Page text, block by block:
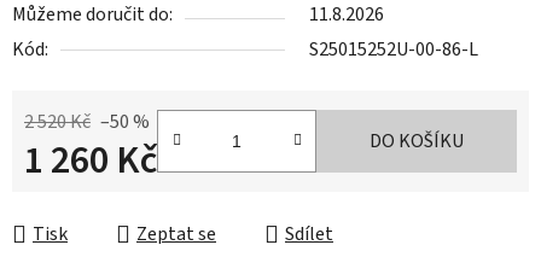
Můžeme doručit do:
11.8.2026
Kód:
S25015252U-00-86-L
2 520 Kč –50 %
1 260 Kč DO KOŠÍKU
Tisk Zeptat se Sdílet